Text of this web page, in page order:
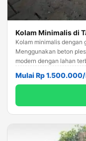
Kolam Minimalis di
Kolam minimalis dengan
Menggunakan beton
modern dengan lahan
Mulai Rp 1.500.000/